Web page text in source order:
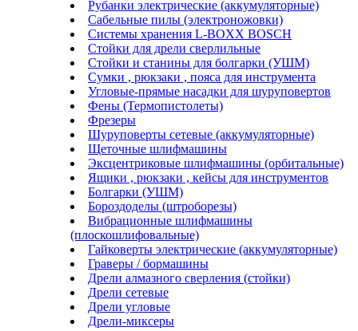
Рубанки электрические (аккумуляторные)
Сабельные пилы (электроножовки)
Системы хранения L-BOXX BOSCH
Стойки для дрели сверлильные
Стойки и станины для болгарки (УШМ)
Сумки , рюкзаки , пояса для инструмента
Угловые-прямые насадки для шуруповертов
Фены (Термопистолеты)
Фрезеры
Шуруповерты сетевые (аккумуляторные)
Щеточные шлифмашины
Эксцентриковые шлифмашины (орбитальные)
Ящики , рюкзаки , кейсы для инструментов
Болгарки (УШМ)
Бороздоделы (штроборезы)
Вибрационные шлифмашины
(плоскошлифовальные)
Гайковерты электрические (аккумуляторные)
Граверы / бормашины
Дрели алмазного сверления (стойки)
Дрели сетевые
Дрели угловые
Дрели-миксеры